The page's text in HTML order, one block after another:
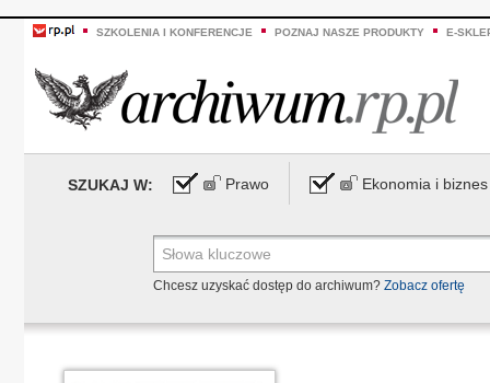
SZKOLENIA I KONFERENCJE POZNAJ NASZE PRODUKTY E-
SZUKAJ W: Prawo Ekonomia i biznes
Chcesz uzyskać dostęp do archiwum? Zobacz ofertę